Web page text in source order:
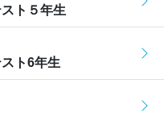
ト５年生
ト6年生